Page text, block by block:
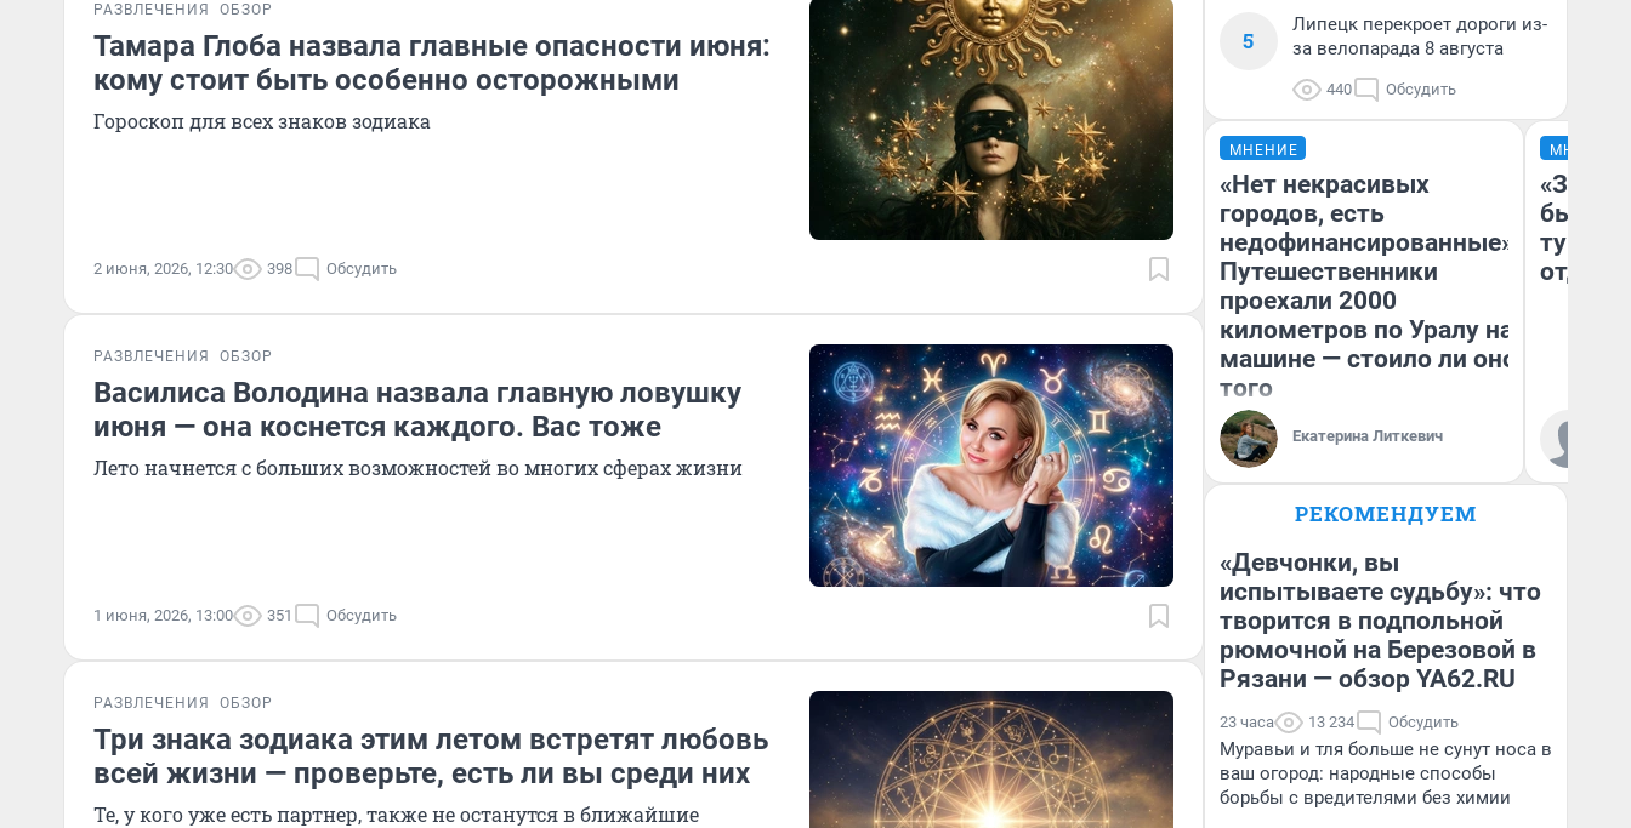
РАЗВЛЕЧЕНИЯ ОБЗОР
Тамара Глоба назвала главные опасности июня:
кому стоит быть особенно осторожными
Гороскоп для всех знаков зодиака
2 июня, 2026, 12:30 398 Обсудить
РАЗВЛЕЧЕНИЯ ОБЗОР
Василиса Володина назвала главную ловушку
июня — она коснется каждого. Вас тоже
Лето начнется с больших возможностей во многих сферах жизни
1 июня, 2026, 13:00 351 Обсудить
РАЗВЛЕЧЕНИЯ ОБЗОР
Три знака зодиака этим летом встретят любовь
всей жизни — проверьте, есть ли вы среди них
Те, у кого уже есть партнер, также не останутся в ближайшие
5
Липецк перекроет дороги из-
за велопарада 8 августа
440 Обсудить
МНЕНИЕ
«Нет некрасивых
городов, есть
недофинансированные».
Путешественники
проехали 2000
километров по Уралу на
машине — стоило ли оно
того
Екатерина Литкевич
МНЕНИЕ
«За
были
РЕКОМЕНДУЕМ
«Девчонки, вы
испытываете судьбу»: что
творится в подпольной
рюмочной на Березовой в
Рязани — обзор YA62.RU
23 часа 13 234 Обсудить
Муравьи и тля больше не сунут носа в
ваш огород: народные способы
борьбы с вредителями без химии